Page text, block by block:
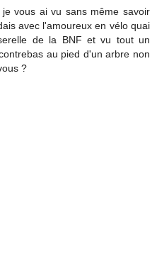
vous ai vu sans même savoir
avec l'amoureux en vélo quai
de la BNF et vu tout un
au pied d'un arbre non
?